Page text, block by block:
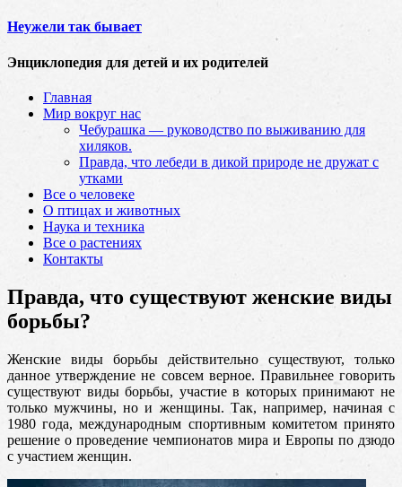
Неужели так бывает
Энциклопедия для детей и их родителей
Главная
Мир вокруг нас
Чебурашка — руководство по выживанию для
хиляков.
Правда, что лебеди в дикой природе не дружат с
утками
Все о человеке
О птицах и животных
Наука и техника
Все о растениях
Контакты
Правда, что существуют женские виды
борьбы?
Женские виды борьбы действительно существуют, только
данное утверждение не совсем верное. Правильнее говорить
существуют виды борьбы, участие в которых принимают не
только мужчины, но и женщины. Так, например, начиная с
1980 года, международным спортивным комитетом принято
решение о проведение чемпионатов мира и Европы по дзюдо
с участием женщин.